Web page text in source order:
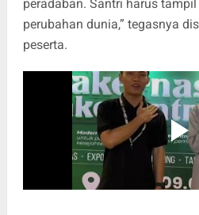
peradaban. Santri harus
perubahan dunia,” tegasnya
peserta.